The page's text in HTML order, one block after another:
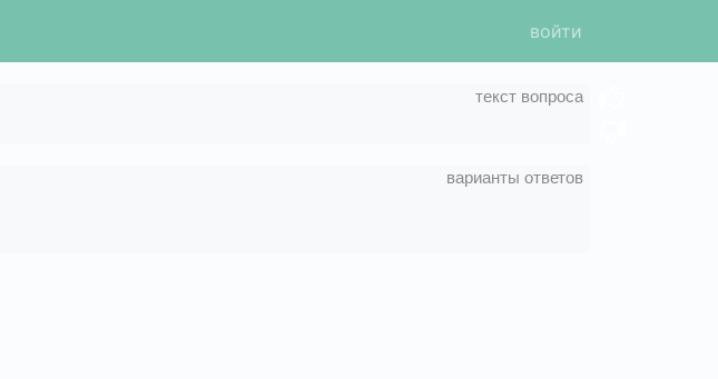
войти